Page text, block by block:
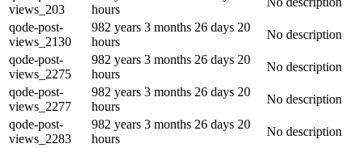
views_203
hours
qode-post-
views_2130
982 years 3 months 26 days 20
hours
No description
qode-post-
views_2275
982 years 3 months 26 days 20
hours
No description
qode-post-
views_2277
982 years 3 months 26 days 20
hours
No description
qode-post-
views_2283
982 years 3 months 26 days 20
hours
No description